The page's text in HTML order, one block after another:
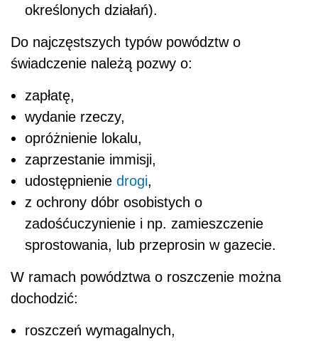
określonych działań).
Do najczęstszych typów powództw o
świadczenie należą pozwy o:
zapłatę,
wydanie rzeczy,
opróżnienie lokalu,
zaprzestanie immisji,
udostępnienie drogi,
z ochrony dóbr osobistych o
zadośćuczynienie i np. zamieszczenie
sprostowania, lub przeprosin w gazecie.
W ramach powództwa o roszczenie można
dochodzić:
roszczeń wymagalnych,